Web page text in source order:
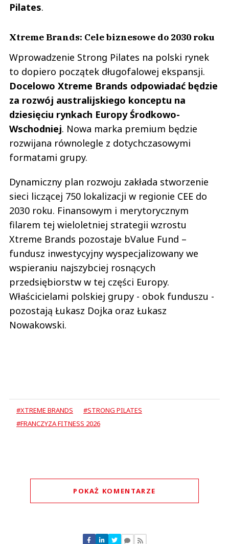
Pilates.
Xtreme Brands: Cele biznesowe do 2030 roku
Wprowadzenie Strong Pilates na polski rynek
to dopiero początek długofalowej ekspansji.
Docelowo Xtreme Brands odpowiadać będzie
za rozwój australijskiego konceptu na
dziesięciu rynkach Europy Środkowo-
Wschodniej. Nowa marka premium będzie
rozwijana równolegle z dotychczasowymi
formatami grupy.
Dynamiczny plan rozwoju zakłada stworzenie
sieci liczącej 750 lokalizacji w regionie CEE do
2030 roku. Finansowym i merytorycznym
filarem tej wieloletniej strategii wzrostu
Xtreme Brands pozostaje bValue Fund –
fundusz inwestycyjny wyspecjalizowany we
wspieraniu najszybciej rosnących
przedsiębiorstw w tej części Europy.
Właścicielami polskiej grupy - obok funduszu -
pozostają Łukasz Dojka oraz Łukasz
Nowakowski.
#XTREME BRANDS
#STRONG PILATES
#FRANCZYZA FITNESS 2026
POKAŻ KOMENTARZE
Nie znaleziono komentarzy